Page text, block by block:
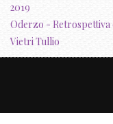
2019
Oderzo - Retrospettiva
Vietri Tullio